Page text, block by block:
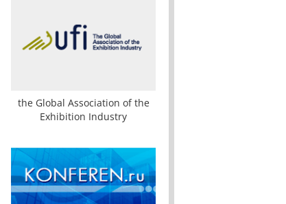
the Global Association of the
Exhibition Industry